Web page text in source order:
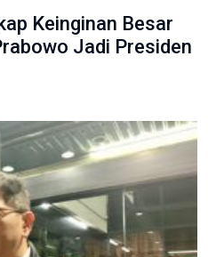
Keinginan Besar
Jadi Presiden